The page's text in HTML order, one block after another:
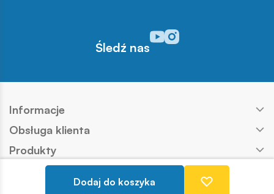
Dodaj do koszyka
Śledź nas
Odwiedź nasz profil w
Odwiedź nasz profil w
Informacje
Obsługa klienta
Produkty
Kontakt